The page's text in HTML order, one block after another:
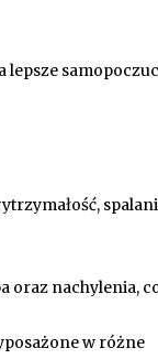
lepsze
oraz nachylenia,
w różne